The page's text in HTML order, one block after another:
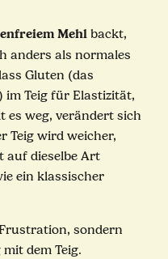
Mehl backt,
anders als normales
Gluten (das
im Teig für Elastizität,
weg, verändert sich
Teig wird weicher,
auf dieselbe Art
ein klassischer
sondern
dem Teig.